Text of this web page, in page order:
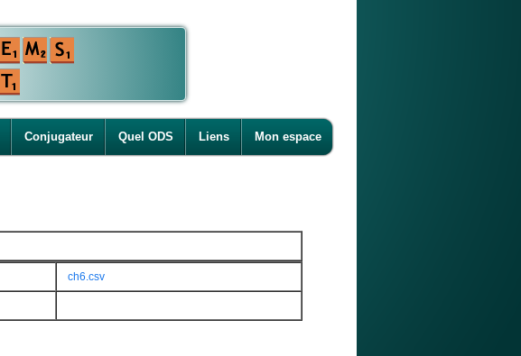
Conjugateur Quel ODS Liens Mon espace
ch6.csv